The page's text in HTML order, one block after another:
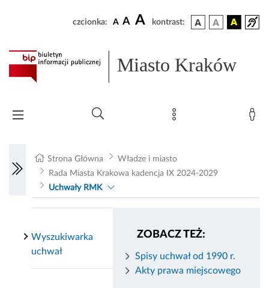
czcionka: A A A kontrast:
Miasto Kraków
Strona Główna
Władze i miasto
Rada Miasta Krakowa kadencja IX 2024-2029
Uchwały RMK
ZOBACZ TEŻ:
Spisy uchwał od 1990 r.
Akty prawa miejscowego
Wyszukiwarka
uchwał